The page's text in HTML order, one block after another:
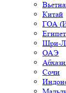
Китай
ГОА
Египет
Шри-
ОАЭ
Сочи